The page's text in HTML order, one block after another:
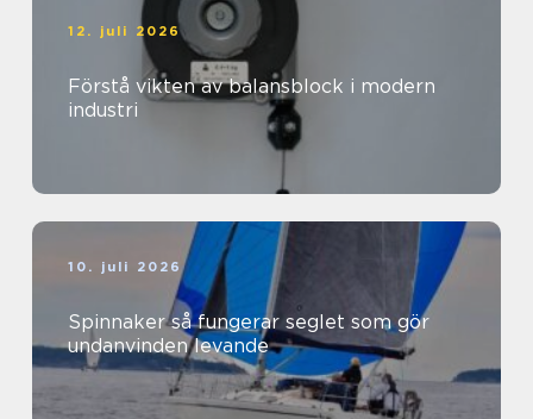
12. juli 2026
Förstå vikten av balansblock i modern
industri
10. juli 2026
Spinnaker så fungerar seglet som gör
undanvinden levande